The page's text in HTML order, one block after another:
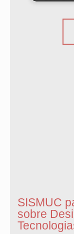
SISMUC
sobre